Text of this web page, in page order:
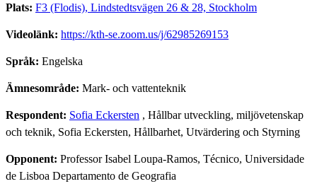
Plats: F3 (Flodis), Lindstedtsvägen 26 & 28, Stockholm
Videolänk: https://kth-se.zoom.us/j/62985269153
Språk: Engelska
Ämnesområde: Mark- och vattenteknik
Respondent: Sofia Eckersten , Hållbar utveckling, miljövetenskap
och teknik, Sofia Eckersten, Hållbarhet, Utvärdering och Styrning
Opponent: Professor Isabel Loupa-Ramos, Técnico, Universidade
de Lisboa Departamento de Geografia